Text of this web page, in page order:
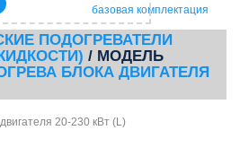
базовая комплектация
ПОДОГРЕВАТЕЛИ
/ МОДЕЛЬ
БЛОКА ДВИГАТЕЛЯ
20-230 кВт (L)